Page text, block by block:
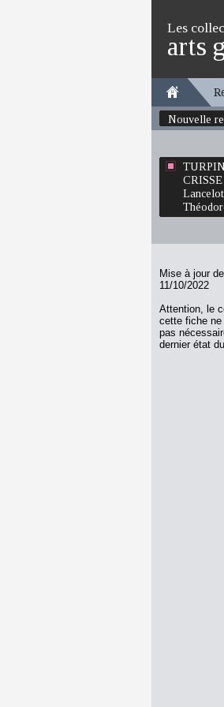
Les
arts
Nouvelle
CRISSE
Lancelot
Mise à jour
11/10/2022
Attention, le
cette fiche ne
pas
dernier état